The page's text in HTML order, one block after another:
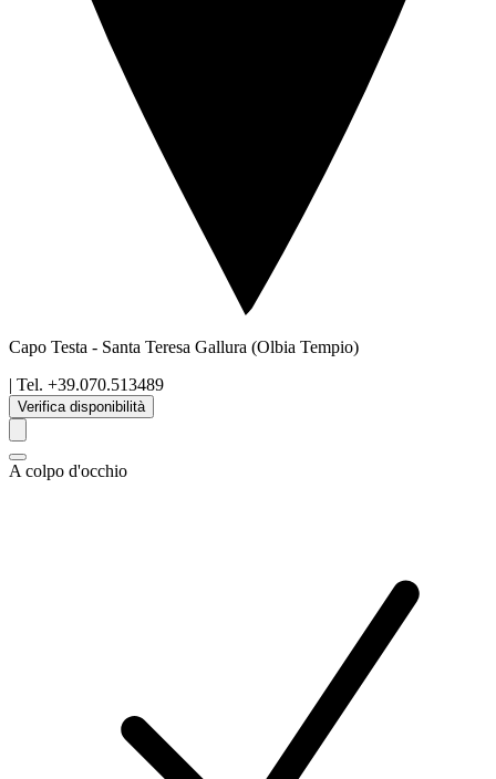
Capo Testa - Santa Teresa Gallura (Olbia Tempio)
| Tel. +39.070.513489
Verifica disponibilità
A colpo d'occhio